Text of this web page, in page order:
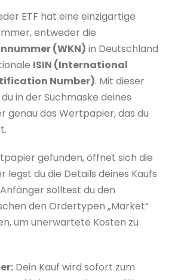
ETF hat eine einzigartige
entweder die
(WKN) in Deutschland
ISIN (International
Number). Mit dieser
in der Suchmaske deines
genau das Wertpapier, das du
gefunden, öffnet sich die
legst du die Details deines Kaufs
solltest du den
den Ordertypen „Market“
um unerwartete Kosten zu
Dein Kauf wird sofort zum